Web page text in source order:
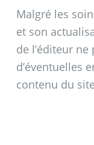
Malgré les
et son
de l’éditeur
d’éventuelles
contenu du